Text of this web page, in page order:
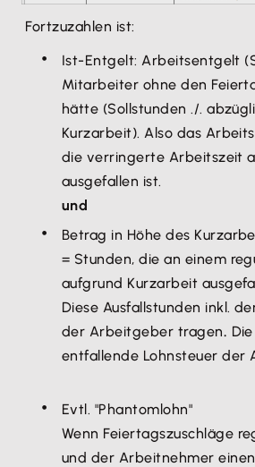
Fortzuzahlen ist:
Ist-Entgelt: Arbeitsentgelt
Mitarbeiter ohne den
hätte (Sollstunden ./.
Kurzarbeit). Also das
die verringerte Arbeitszeit
ausgefallen ist.
und
Betrag in Höhe des
= Stunden, die an einem
aufgrund Kurzarbeit
Diese Ausfallstunden inkl.
der Arbeitgeber tragen.
entfallende Lohnsteuer der
Evtl. "Phantomlohn"
Wenn Feiertagszuschläge
und der Arbeitnehmer einen